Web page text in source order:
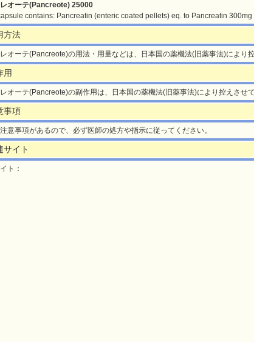
オーテ(Pancreote) 25000
contains: Pancreatin (enteric coated pellets) eq. to Pancreatin 300mg
方法
オーテ(Pancreote)の用法・用量などは、日本国の薬機法(旧薬事法)により
用
オーテ(Pancreote)の副作用は、日本国の薬機法(旧薬事法)により控えさせて
事項
意事項があるので、必ず医師の処方や指示に従ってください。
サイト
ト：